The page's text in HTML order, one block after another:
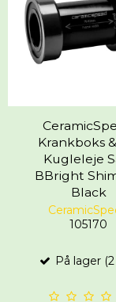
Krankboks
Kugleleje
BBright
Black
105170
På lager